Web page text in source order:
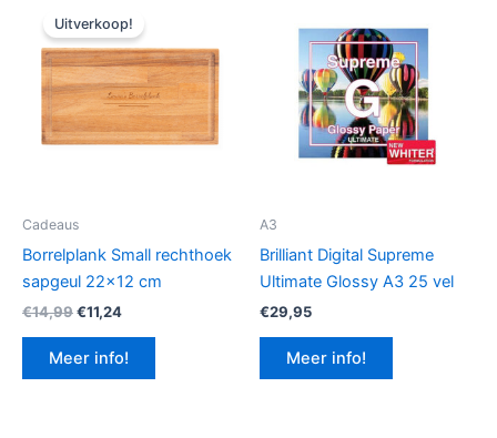
Uitverkoop!
Cadeaus
Borrelplank Small rechthoek
sapgeul 22×12 cm
€14,99Oorspronkelijke
was:
€14,99.
€11,24Huidige
is:
€11,24.
Meer info!
A3
Brilliant Digital Supreme
Ultimate Glossy A3 25 vel
€29,95
Meer info!